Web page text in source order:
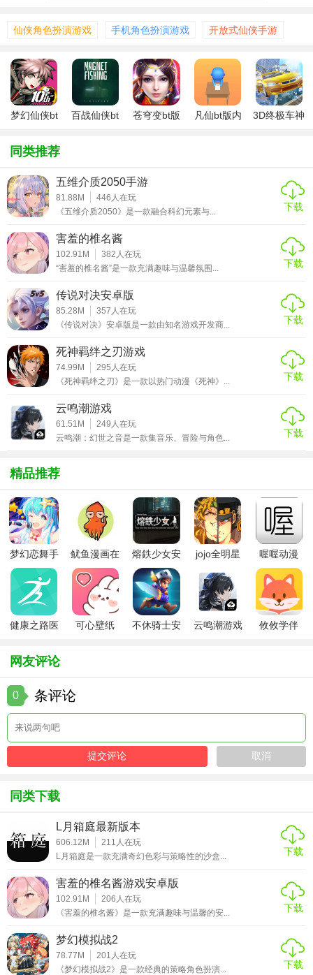
3、激斗BOSS，争战不止；
5、绝色侍从，终身相伴。
【游戏玩法】
1、强大的武器可以让玩家体验到秒杀的快感，那种击杀魔物
且夺取他们的魔晶从而供自己吸收；
3、同时你可以使用自己的傀儡术去操控那些已经被你击败的
【游戏攻略】
1.选择召唤那些你熟悉的英雄角色，为你而战，组建强力的复
仇者联盟战队；
2.只有不断的进行强化，才能够战胜他们，经典的放置玩法，
3.拥有丰富的英雄角色，各大职业搭配有不同的战斗效果，每
日连续登录有丰厚奖励。
【游戏点评】
精彩仙途战场打造最强热血世界，让你能在这个炫酷华丽的
中的不同玩法为体验，感受游戏之中的趣味体验，丰富的冒
仙侠角色扮演游戏 手机角色扮演游戏 开放式仙侠手游
梦幻仙侠bt
百战仙侠bt
苍穹变bt版
凡仙bt版内
3D终极车神
同类推荐
五维介质2050手游
81.88M 446 人在玩
《五维介质2050》是一款融合科幻元素与...
下载
害羞的椎名酱
102.91M 382 人在玩
“害羞的椎名酱”是一款充满趣味与温馨氛围...
下载
传说对决安卓版
85.28M 357 人在玩
《传说对决》安卓版是一款由知名游戏开发商...
下载
死神羁绊之刃游戏
74.99M 295 人在玩
《死神羁绊之刃》是一款以热门动漫《死神》...
下载
云鸣潮游戏
61.51M 249 人在玩
云鸣潮：幻世之音是一款集音乐、冒险与角色...
下载
精品推荐
梦幻恋舞手
游
鱿鱼漫画在
线版
熔鉄少女安
卓版
jojo全明星
物
喔喔动漫
健康之路医
可心壁纸
不休骑士安
云鸣潮游戏 攸攸学伴
网友评论
0 条评论
同类下载
L月箱庭最新版本
606.12M 211 人在玩
L月箱庭是一款充满奇幻色彩与策略性的沙盒...
下载
害羞的椎名酱游戏安卓版
102.91M 206 人在玩
《害羞的椎名酱》是一款充满趣味与温馨的安...
下载
梦幻模拟战2
78.77M 201 人在玩
《梦幻模拟战2》是一款经典的策略角色扮演...
下载